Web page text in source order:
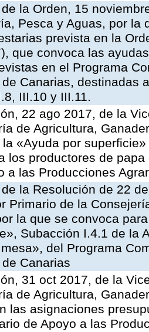
la Orden, 15
Pesca y Aguas, por la
prevista en la
que convoca las
en el Programa
Canarias, destinadas
III.10 y III.11.
22 ago 2017, de la
de Agricultura,
«Ayuda por
los productores de
a las Producciones
la Resolución de 22
Primario de la
la que se convoca
Subacción I.4.1 de la
del Programa
Canarias
31 oct 2017, de la
de Agricultura,
las asignaciones
de Apoyo a las